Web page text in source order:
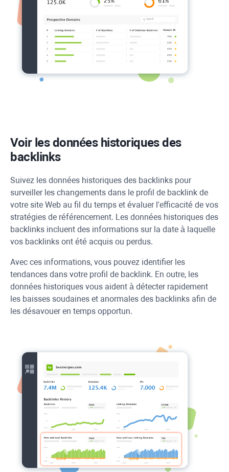
Voir les données historiques des
backlinks
Suivez les données historiques des backlinks pour
surveiller les changements dans le profil de backlink de
votre site Web au fil du temps et évaluer l'efficacité de vos
stratégies de référencement. Les données historiques des
backlinks incluent des informations sur la date à laquelle
vos backlinks ont été acquis ou perdus.
Avec ces informations, vous pouvez identifier les
tendances dans votre profil de backlink. En outre, les
données historiques vous aident à détecter rapidement
les baisses soudaines et anormales des backlinks afin de
les désavouer en temps opportun.